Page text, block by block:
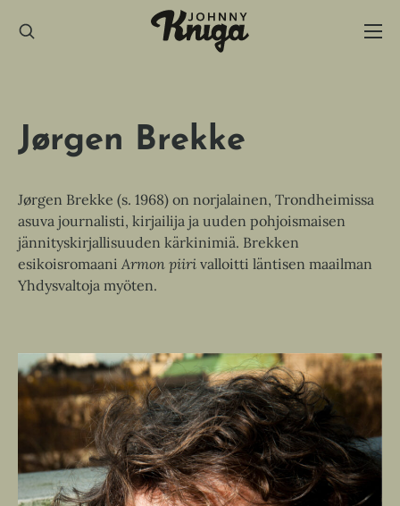
sisältöön
Jørgen Brekke
Jørgen Brekke (s. 1968) on norjalainen, Trondheimissa
asuva journalisti, kirjailija ja uuden pohjoismaisen
jännityskirjallisuuden kärkinimiä. Brekken
esikoisromaani Armon piiri valloitti läntisen maailman
Yhdysvaltoja myöten.